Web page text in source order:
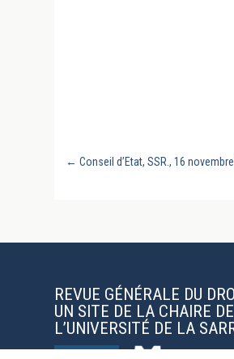
← Conseil d’Etat, SSR., 16
REVUE GÉNÉRALE DU
UN SITE DE LA CHAIRE
L’UNIVERSITÉ DE LA